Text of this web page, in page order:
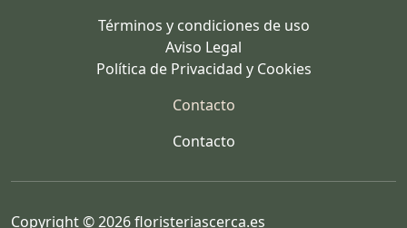
Términos y condiciones de uso
Aviso Legal
Política de Privacidad y Cookies
Contacto
Contacto
Copyright © 2026 floristeriascerca.es